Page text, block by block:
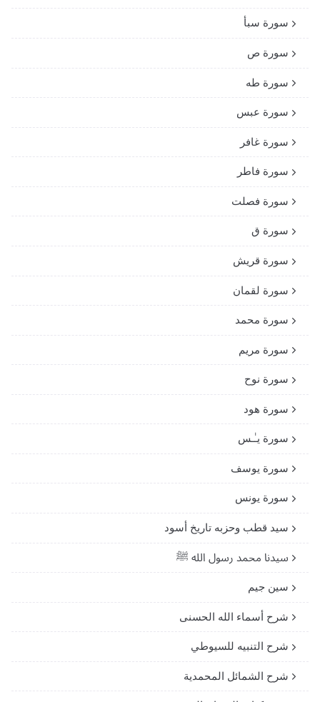
سورة سبأ
سورة ص
سورة طه
سورة عبس
سورة غافر
سورة فاطر
سورة فصلت
سورة ق
سورة قريش
سورة لقمان
سورة محمد
سورة مريم
سورة نوح
سورة هود
سورة يـٰـس
سورة يوسف
سورة يونس
سيد قطب وحزبه تاريخ أسود
سيدنا محمد رسول الله ﷺ
سين جيم
شرح أسماء الله الحسنى
شرح التنبيه للسيوطي
شرح الشمائل المحمدية